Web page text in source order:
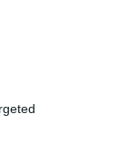
Μυστακίδη,